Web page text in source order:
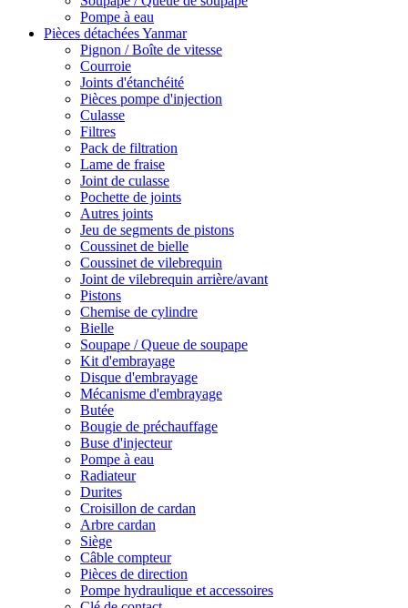
Pompe à eau
Pièces détachées Yanmar
Pignon / Boîte de vitesse
Courroie
Joints d'étanchéité
Pièces pompe d'injection
Culasse
Filtres
Pack de filtration
Lame de fraise
Joint de culasse
Pochette de joints
Autres joints
Jeu de segments de pistons
Coussinet de bielle
Coussinet de vilebrequin
Joint de vilebrequin arrière/avant
Pistons
Chemise de cylindre
Bielle
Soupape / Queue de soupape
Kit d'embrayage
Disque d'embrayage
Mécanisme d'embrayage
Butée
Bougie de préchauffage
Buse d'injecteur
Pompe à eau
Radiateur
Durites
Croisillon de cardan
Arbre cardan
Siège
Câble compteur
Pièces de direction
Pompe hydraulique et accessoires